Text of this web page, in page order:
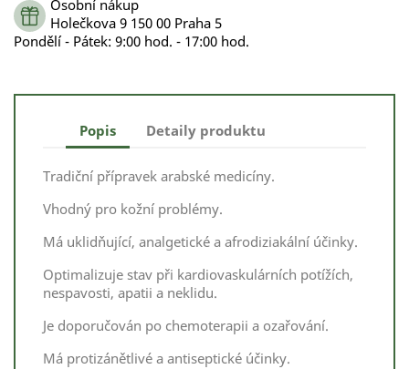
Osobní nákup
Holečkova 9 150 00 Praha 5
Pondělí - Pátek: 9:00 hod. - 17:00 hod.
Popis Detaily produktu
Tradiční přípravek arabské medicíny.
Vhodný pro kožní problémy.
Má uklidňující, analgetické a afrodiziakální účinky.
Optimalizuje stav při kardiovaskulárních potížích,
nespavosti, apatii a neklidu.
Je doporučován po chemoterapii a ozařování.
Má protizánětlivé a antiseptické účinky.